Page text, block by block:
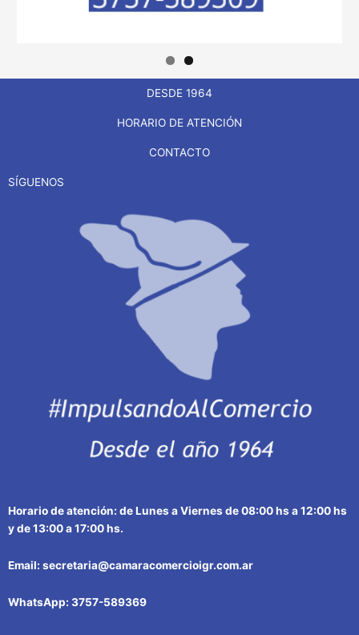
DESDE 1964
HORARIO DE ATENCIÓN
CONTACTO
SÍGUENOS
Horario de atención: de Lunes a Viernes de 08:00 hs a 12:00 hs
y de 13:00 a 17:00 hs.
Email: secretaria@camaracomercioigr.com.ar
WhatsApp: 3757-589369